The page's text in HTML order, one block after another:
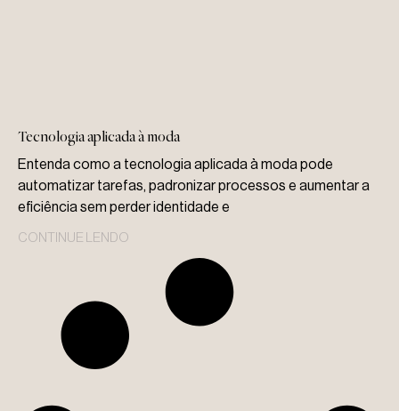
Tecnologia aplicada à moda
Entenda como a tecnologia aplicada à moda pode
automatizar tarefas, padronizar processos e aumentar a
eficiência sem perder identidade e
CONTINUE LENDO